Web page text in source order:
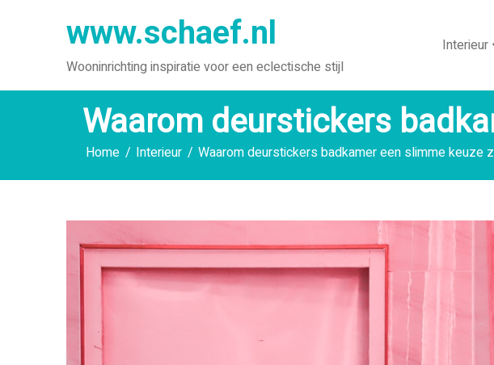
www.schaef.nl
Wooninrichting inspiratie voor een eclectische stijl
Interieur
Waarom deurstickers
Home Interieur Waarom deurstickers badkamer een slimme keuze